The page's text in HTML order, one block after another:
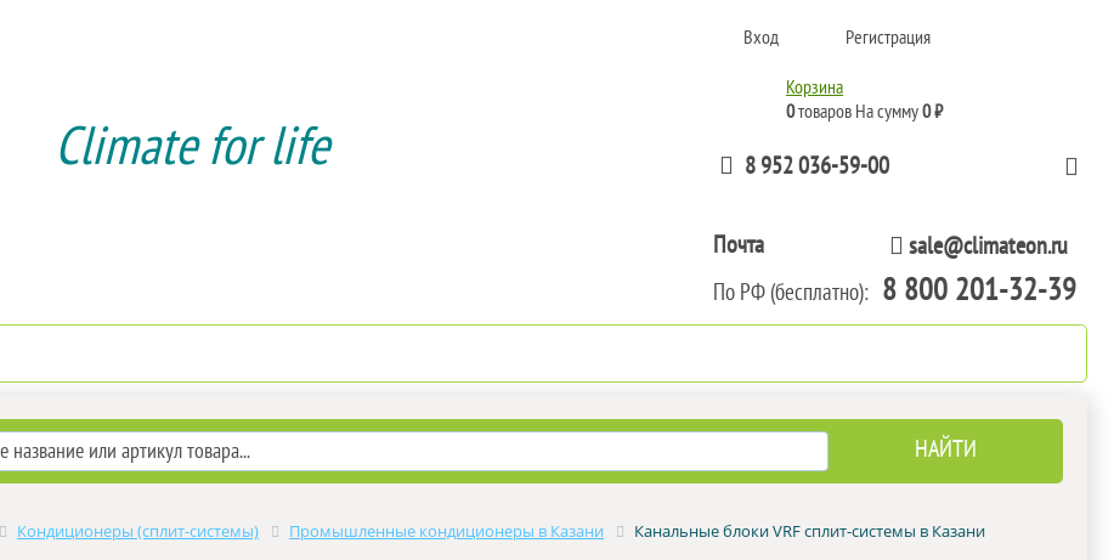
Climate for life
Вход Регистрация
Корзина
0товаров На сумму0 ₽
8 952 036-59-00
Почта sale@climateon.ru
По РФ (бесплатно): 8 800 201-32-39
Кондиционеры (сплит-системы) Промышленные кондиционеры в Казани Канальные блоки VRF сплит-системы в Казани